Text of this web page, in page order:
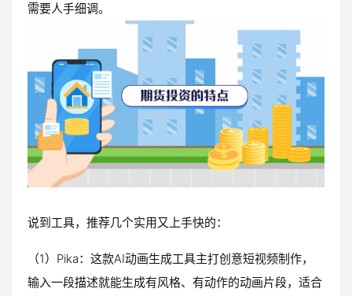
需要人手细调。
说到工具，推荐几个实用又上手快的：
（1）Pika：这款AI动画生成工具主打创意短视频制作，
输入一段描述就能生成有风格、有动作的动画片段，适合